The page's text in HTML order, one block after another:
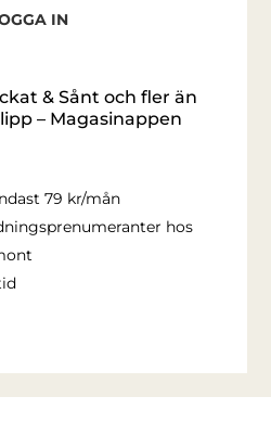
IN
& Sånt och fler än
– Magasinappen
79 kr/mån
hos